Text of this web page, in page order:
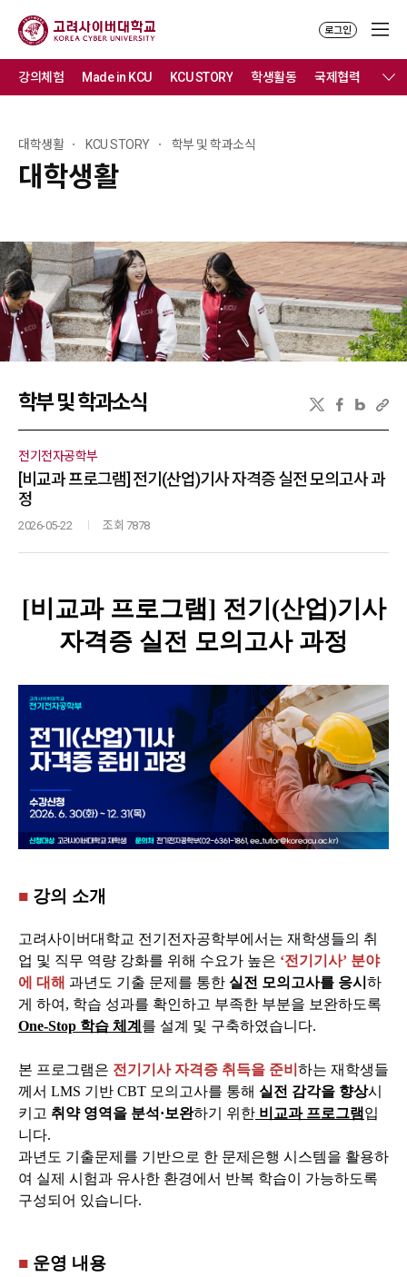
로그인
대학생활
대학생활 KCU STORY 학부 및 학과소식
강의체험 Made in KCU KCU STORY 학생활동 국제협력 봉사
학부 및 학과소식
전기전자공학부
[비교과 프로그램] 전기(산업)기사 자격증 실전 모의고사 과
정
2026-05-22 조회 7878